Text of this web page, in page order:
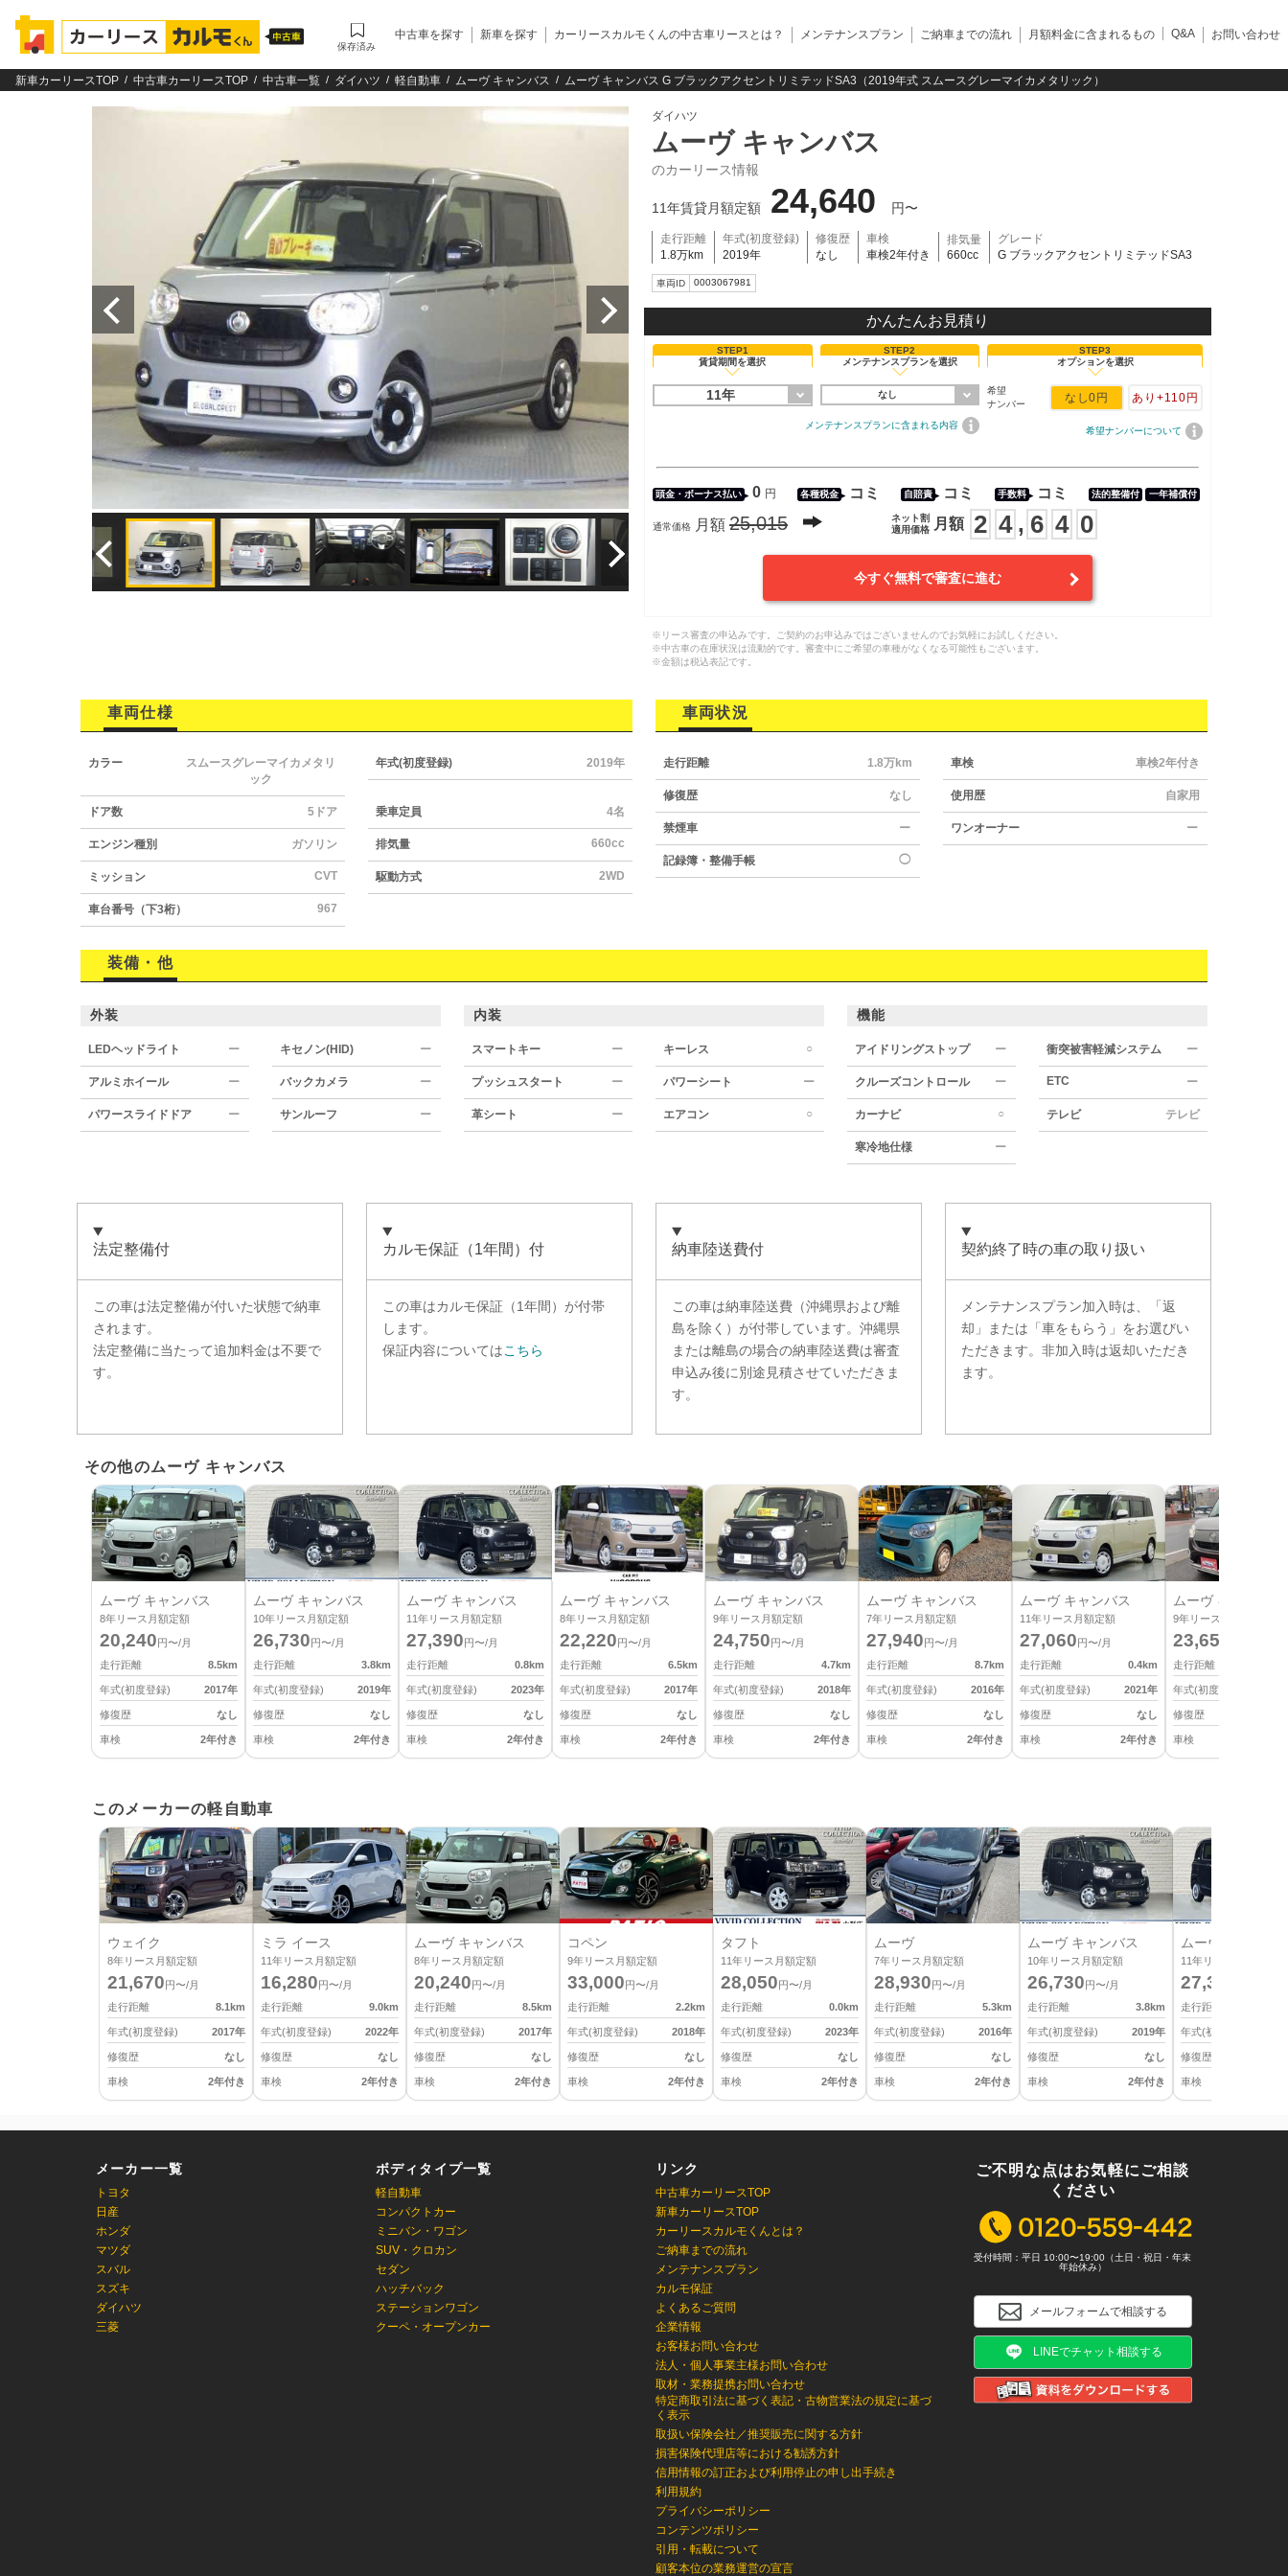
保存済み
中古車を探す 新車を探す カーリースカルモくんの中古車リースとは？ メンテナンスプラン ご納車までの流れ 月額料金に含まれるもの Q&A お問い合わせ
新車カーリースTOP 中古車カーリースTOP 中古車一覧 ダイハツ 軽自動車 ムーヴ キャンバス ムーヴ キャンバス G ブラックアクセントリミテッドSA3（2019年式 スムースグレーマイカメタリック）
ダイハツ
ムーヴ キャンバス
のカーリース情報
11年賃貸月額定額 24,640 円〜
走行距離
1.8万km
年式(初度登録)
2019年
修復歴
なし
車検
車検2年付き
排気量
660cc
グレード
G ブラックアクセントリミテッドSA3
車両ID 0003067981
かんたんお見積り
STEP1
賃貸期間を選択
11年
STEP2
メンテナンスプランを選択
なし
メンテナンスプランに含まれる内容
STEP3
オプションを選択
希望
ナンバー
なし0円 あり +110円
希望ナンバーについて
頭金・ボーナス払い 0 円 各種税金 コミ 自賠責 コミ 手数料 コミ 法的整備付 一年補償付
通常価格 月額 25,015
ネット割
適用価格
月額 2 4 , 6 4 0
今すぐ無料で審査に進む
※リース審査の申込みです。ご契約のお申込みではございませんのでお気軽にお試しください。
※中古車の在庫状況は流動的です。審査中にご希望の車種がなくなる可能性もございます。
※金額は税込表記です。
車両仕様
カラー
スムースグレーマイカメタリ
ック
年式(初度登録) 2019年
ドア数 5ドア 乗車定員 4名
エンジン種別 ガソリン 排気量 660cc
ミッション CVT 駆動方式 2WD
車台番号（下3桁） 967
車両状況
走行距離 1.8万km 車検 車検2年付き
修復歴 なし 使用歴 自家用
禁煙車 ー ワンオーナー ー
記録簿・整備手帳 ◯
装備・他
外装
LEDヘッドライト ー キセノン(HID) ー
アルミホイール ー バックカメラ ー
パワースライドドア ー サンルーフ ー
内装
スマートキー ー キーレス ○
プッシュスタート ー パワーシート ー
革シート ー エアコン ○
機能
アイドリングストップ ー 衝突被害軽減システム ー
クルーズコントロール ー ETC ー
カーナビ ○ テレビ テレビ
寒冷地仕様 ー
法定整備付
この車は法定整備が付いた状態で納車
されます。
法定整備に当たって追加料金は不要で
す。
カルモ保証（1年間）付
この車はカルモ保証（1年間） が付帯
します。
保証内容についてはこちら
納車陸送費付
この車は納車陸送費（沖縄県および離
島を除く）が付帯しています。沖縄県
または離島の場合の納車陸送費は審査
申込み後に別途見積させていただきま
す。
契約終了時の車の取り扱い
メンテナンスプラン加入時は、「返
却」または「車をもらう」をお選びい
ただきます。非加入時は返却いただき
ます。
その他のムーヴ キャンバス
ムーヴ キャンバス
8年リース月額定額
20,240 円〜/月
走行距離
8.5km
年式(初度登録) 2017年
修復歴 なし
車検 2年付き
ムーヴ キャンバス
10年リース月額定額
26,730 円〜/月
走行距離
3.8km
年式(初度登録) 2019年
修復歴 なし
車検 2年付き
ムーヴ キャンバス
11年リース月額定額
27,390 円〜/月
走行距離
0.8km
年式(初度登録) 2023年
修復歴 なし
車検 2年付き
ムーヴ キャンバス
8年リース月額定額
22,220 円〜/月
走行距離
6.5km
年式(初度登録) 2017年
修復歴 なし
車検 2年付き
ムーヴ キャンバス
9年リース月額定額
24,750 円〜/月
走行距離
4.7km
年式(初度登録) 2018年
修復歴 なし
車検 2年付き
ムーヴ キャンバス
7年リース月額定額
27,940 円〜/月
走行距離
8.7km
年式(初度登録) 2016年
修復歴 なし
車検 2年付き
ムーヴ キャンバス
11年リース月額定額
27,060 円〜/月
走行距離
0.4km
年式(初度登録) 2021年
修復歴 なし
車検 2年付き
ムーヴ キャンバス
9年リース月額定額
23,650
走行距離
年式(初度登録)
修復歴
車検
このメーカーの軽自動車
ウェイク
8年リース月額定額
21,670 円〜/月
走行距離
8.1km
年式(初度登録) 2017年
修復歴 なし
車検 2年付き
ミラ イース
11年リース月額定額
16,280 円〜/月
走行距離
9.0km
年式(初度登録) 2022年
修復歴 なし
車検 2年付き
ムーヴ キャンバス
8年リース月額定額
20,240 円〜/月
走行距離
8.5km
年式(初度登録) 2017年
修復歴 なし
車検 2年付き
コペン
9年リース月額定額
33,000 円〜/月
走行距離
2.2km
年式(初度登録) 2018年
修復歴 なし
車検 2年付き
タフト
11年リース月額定額
28,050 円〜/月
走行距離
0.0km
年式(初度登録) 2023年
修復歴 なし
車検 2年付き
ムーヴ
7年リース月額定額
28,930 円〜/月
走行距離
5.3km
年式(初度登録) 2016年
修復歴 なし
車検 2年付き
ムーヴ キャンバス
10年リース月額定額
26,730 円〜/月
走行距離
3.8km
年式(初度登録) 2019年
修復歴 なし
車検 2年付き
ムーヴ キャンバ
11年リース月額定額
27,390
走行距離
年式(初度登録)
修復歴
車検
メーカー一覧
トヨタ
日産
ホンダ
マツダ
スバル
スズキ
ダイハツ
三菱
ボディタイプ一覧
軽自動車
コンパクトカー
ミニバン・ワゴン
SUV・クロカン
セダン
ハッチバック
ステーションワゴン
クーペ・オープンカー
リンク
中古車カーリースTOP
新車カーリースTOP
カーリースカルモくんとは？
ご納車までの流れ
メンテナンスプラン
カルモ保証
よくあるご質問
企業情報
お客様お問い合わせ
法人・個人事業主様お問い合わせ
取材・業務提携お問い合わせ
特定商取引法に基づく表記・古物営業法の規定に基づ
く表示
取扱い保険会社／推奨販売に関する方針
損害保険代理店等における勧誘方針
信用情報の訂正および利用停止の申し出手続き
利用規約
プライバシーポリシー
コンテンツポリシー
引用・転載について
顧客本位の業務運営の宣言
ご不明な点はお気軽にご相談
ください
受付時間：平日 10:00〜19:00（土日・祝日・年末
年始休み）
メールフォームで相談する
LINEでチャット相談する